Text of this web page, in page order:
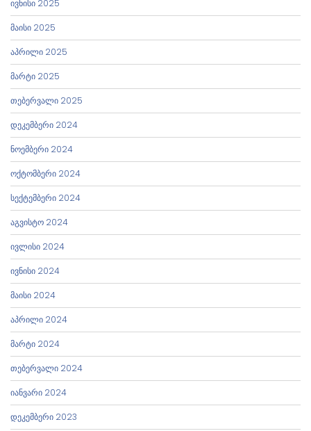
ივნისი 2025
მაისი 2025
აპრილი 2025
მარტი 2025
თებერვალი 2025
დეკემბერი 2024
ნოემბერი 2024
ოქტომბერი 2024
სექტემბერი 2024
აგვისტო 2024
ივლისი 2024
ივნისი 2024
მაისი 2024
აპრილი 2024
მარტი 2024
თებერვალი 2024
იანვარი 2024
დეკემბერი 2023